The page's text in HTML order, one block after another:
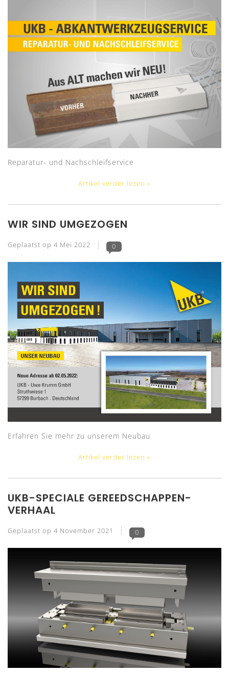
Reparatur- und Nachschleifservice
Artikel verder lezen »
WIR SIND UMGEZOGEN
Geplaatst op 4 Mei 2022 0
Erfahren Sie mehr zu unserem Neubau
Artikel verder lezen »
UKB-SPECIALE GEREEDSCHAPPEN-
VERHAAL
Geplaatst op 4 November 2021 0